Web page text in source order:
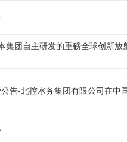
集团自主研发的重磅全球创新
告-北控水务集团有限公司在中